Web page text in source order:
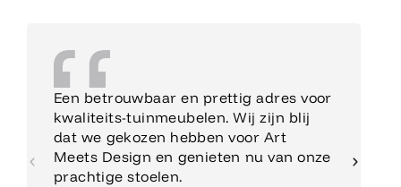
Een betrouwbaar en prettig adres voor
kwaliteits-tuinmeubelen. Wij zijn blij
dat we gekozen hebben voor Art
Meets Design en genieten nu van onze
prachtige stoelen.